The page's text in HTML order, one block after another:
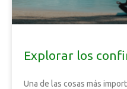
Explorar los
Una de las cosas más